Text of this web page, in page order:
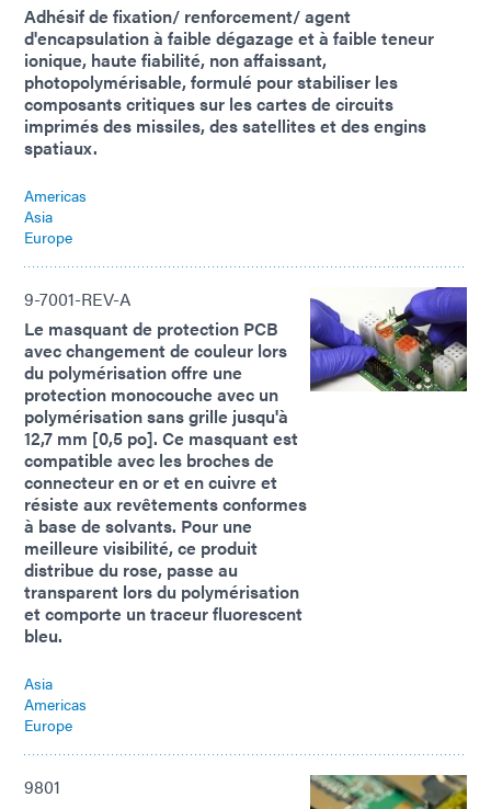
Adhésif de fixation/ renforcement/ agent
d'encapsulation à faible dégazage et à faible teneur
ionique, haute fiabilité, non affaissant,
photopolymérisable, formulé pour stabiliser les
composants critiques sur les cartes de circuits
imprimés des missiles, des satellites et des engins
spatiaux.
Americas
Asia
Europe
9-7001-REV-A
Le masquant de protection PCB
avec changement de couleur lors
du polymérisation offre une
protection monocouche avec un
polymérisation sans grille jusqu'à
12,7 mm [0,5 po]. Ce masquant est
compatible avec les broches de
connecteur en or et en cuivre et
résiste aux revêtements conformes
à base de solvants. Pour une
meilleure visibilité, ce produit
distribue du rose, passe au
transparent lors du polymérisation
et comporte un traceur fluorescent
bleu.
Asia
Americas
Europe
9801